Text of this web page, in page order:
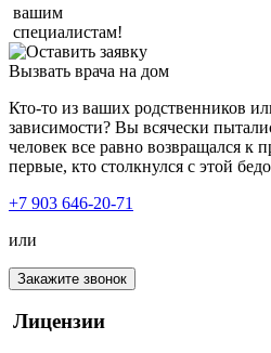
вашим
специалистам!
Вызвать врача на дом
Кто-то из ваших родственников
зависимости? Вы всячески
человек все равно возвращался
первые, кто столкнулся с этой
+7 903 646-20-71
или
Закажите звонок
Лицензии